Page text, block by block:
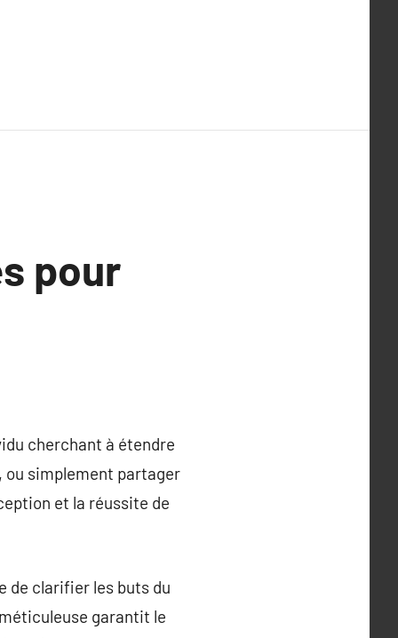
pour
cherchant à étendre
ou simplement partager
et la réussite de
de clarifier les buts du
garantit le